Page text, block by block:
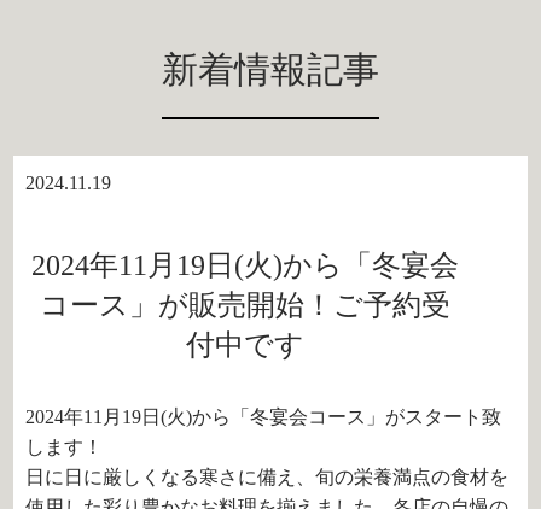
新着情報記事
2024.11.19
2024年11月19日(火)から「冬宴会
コース」が販売開始！ご予約受
付中です
2024年11月19日(火)から「冬宴会コース」がスタート致
します！
日に日に厳しくなる寒さに備え、旬の栄養満点の食材を